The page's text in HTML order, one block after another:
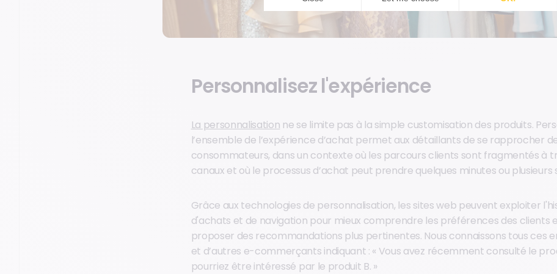
Personnalisez l'expérience
La personnalisation ne se limite pas à la simple customisation des produits.
l’ensemble de l’expérience d’achat permet aux détaillants de se rapprocher
consommateurs, dans un contexte où les parcours clients sont fragmentés à
canaux et où le processus d’achat peut prendre quelques minutes ou plusieurs
Grâce aux technologies de personnalisation, les sites web peuvent exploiter
d'achats et de navigation pour mieux comprendre les préférences des clients
proposer des recommandations plus pertinentes. Nous connaissons tous ces
et d’autres e-commerçants indiquant : « Vous avez récemment consulté le
pourriez être intéressé par le produit B. »